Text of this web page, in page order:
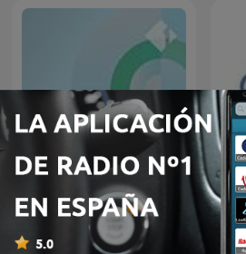
Ö1 Wissen aktuell